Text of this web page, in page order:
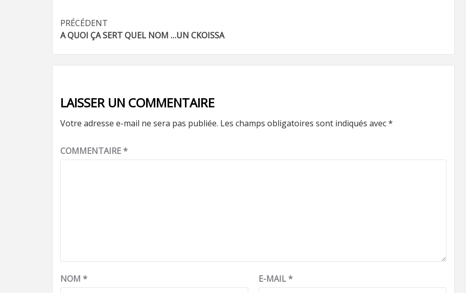
Navigation
d’article
PRÉCÉDENT
A QUOI ÇA SERT QUEL NOM …UN CKOISSA
LAISSER UN COMMENTAIRE
Votre adresse e-mail ne sera pas publiée. Les champs obligatoires sont indiqués avec*
COMMENTAIRE*
NOM * E-MAIL*